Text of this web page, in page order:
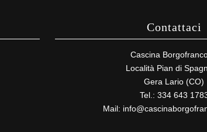
Contattaci
Cascina
Località Pian di
Gera Lario (CO)
Tel.: 334 643
Mail: